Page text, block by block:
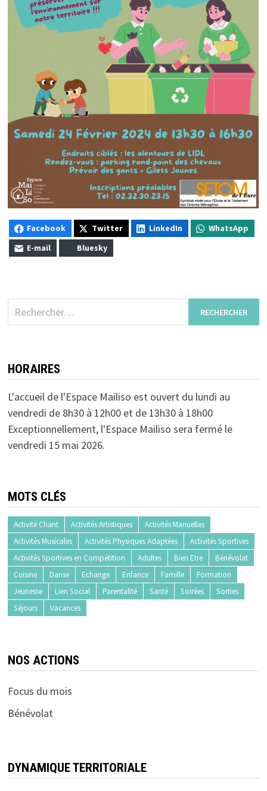
Facebook Twitter LinkedIn
WhatsApp
E-mail
Bluesky
Rechercher :
HORAIRES
L'accueil de l'Espace Mailiso est ouvert du lundi au
vendredi de 8h30 à 12h00 et de 13h30 à 18h00
Exceptionnellement, l'Espace Mailiso sera fermé le
vendredi 15 mai 2026.
MOTS CLÉS
Activité Chant Activités Artistiques
Activités Manuelles
Activités Musicales
Activités Physiques Adaptées
Activités Sportives
Activités Sportives en Compétition
Adultes Bien Etre
Bénévolat
Cuisine
Danse Echange Enfance Famille
Formation
Jeunesse
Lien Social Parentalité Santé Soirées
Sorties
Séjours
Vacances
NOS ACTIONS
Focus du mois
Bénévolat
DYNAMIQUE TERRITORIALE